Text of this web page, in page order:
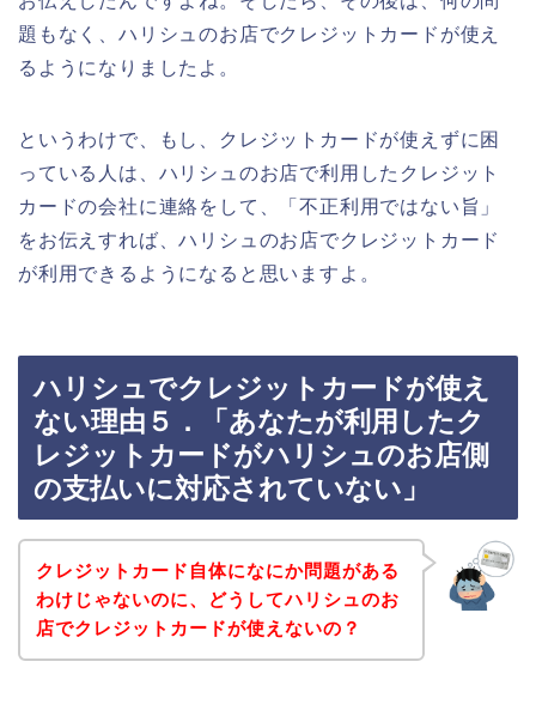
題もなく、ハリシュのお店でクレジットカードが使え
るようになりましたよ。
というわけで、もし、クレジットカードが使えずに困
っている人は、ハリシュのお店で利用したクレジット
カードの会社に連絡をして、「不正利用ではない旨」
をお伝えすれば、ハリシュのお店でクレジットカード
が利用できるようになると思いますよ。
ハリシュでクレジットカードが使え
ない理由５．「あなたが利用したク
レジットカードがハリシュのお店側
の支払いに対応されていない」
クレジットカード自体になにか問題がある
わけじゃないのに、どうしてハリシュのお
店でクレジットカードが使えないの？